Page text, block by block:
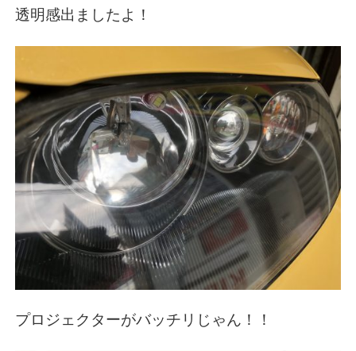
透明感出ましたよ！
プロジェクターがバッチリじゃん！！